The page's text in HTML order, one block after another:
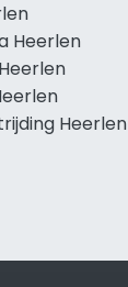
Heerlen
Heerlen